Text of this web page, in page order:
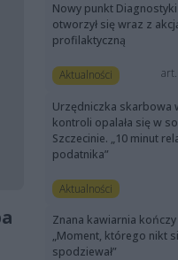
Nowy punkt
otworzył się wraz z
profilaktyczną
Aktualności
Urzędniczka skarbowa
kontroli opalała się w
Szczecinie. „10 minut
podatnika”
Aktualności
Znana kawiarnia kończy
„Moment, którego nikt
spodziewał”